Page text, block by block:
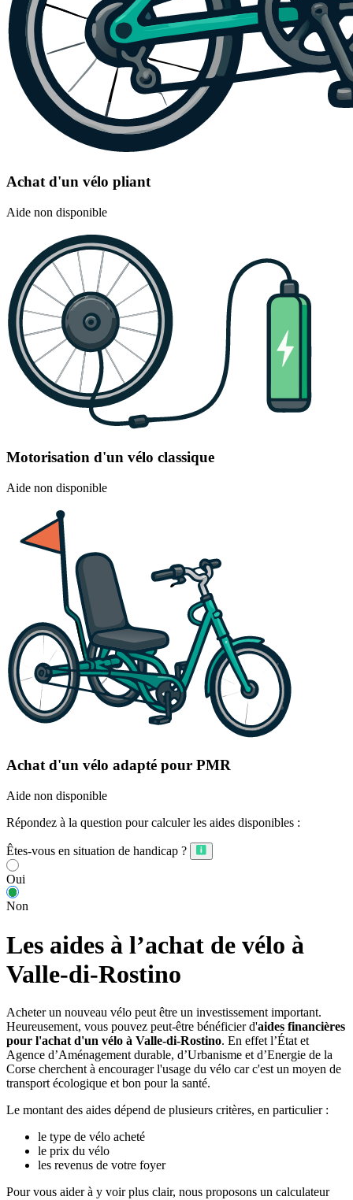
Achat d'un vélo pliant
Aide non disponible
Motorisation d'un vélo classique
Aide non disponible
Achat d'un vélo adapté pour PMR
Aide non disponible
Répondez à la question pour calculer les aides disponibles :
Êtes-vous en situation de handicap ?
Oui
Non
Les aides à l’achat de vélo à
Valle-di-Rostino
Acheter un nouveau vélo peut être un investissement important.
Heureusement, vous pouvez peut-être bénéficier d'aides financières
pour l'achat d'un vélo à Valle-di-Rostino. En effet l’État et
Agence d’Aménagement durable, d’Urbanisme et d’Energie de la
Corse cherchent à encourager l'usage du vélo car c'est un moyen de
transport écologique et bon pour la santé.
Le montant des aides dépend de plusieurs critères, en particulier :
le type de vélo acheté
le prix du vélo
les revenus de votre foyer
Pour vous aider à y voir plus clair, nous proposons un calculateur